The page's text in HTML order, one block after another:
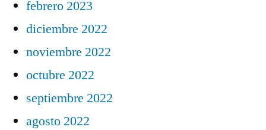
febrero 2023
diciembre 2022
noviembre 2022
octubre 2022
septiembre 2022
agosto 2022